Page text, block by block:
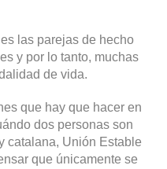
las parejas de hecho
y por lo tanto, muchas
de vida.
que hay que hacer en
dos personas son
catalana, Unión Estable
que únicamente se